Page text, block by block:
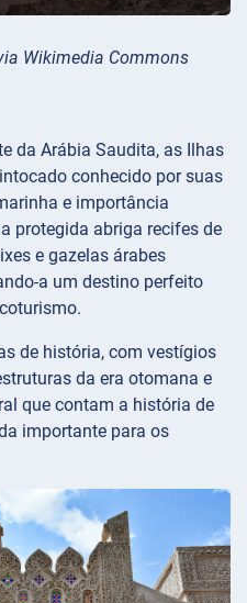
Wikimedia Commons
da Arábia Saudita, as Ilhas
conhecido por suas
e importância
protegida abriga recifes de
e gazelas árabes
a um destino perfeito
de história, com vestígios
da era otomana e
que contam a história de
importante para os